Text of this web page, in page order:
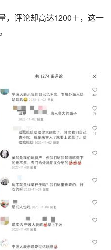
，评论却高达1200＋，这一